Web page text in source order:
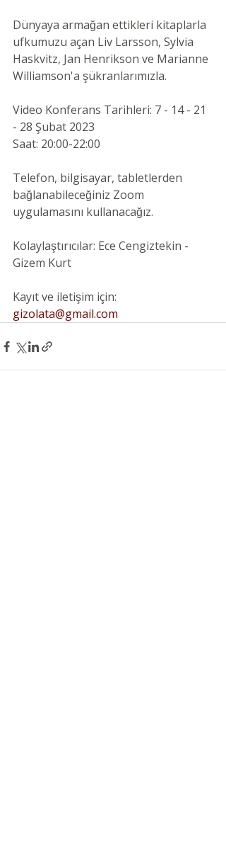
Dünyaya armağan ettikleri kitaplarla
ufkumuzu açan Liv Larsson, Sylvia
Haskvitz, Jan Henrikson ve Marianne
Williamson'a şükranlarımızla.
Video Konferans Tarihleri: 7 - 14 - 21
- 28 Şubat 2023
Saat: 20:00-22:00
Telefon, bilgisayar, tabletlerden
bağlanabileceğiniz Zoom
uygulamasını kullanacağız.
Kolaylaştırıcılar: Ece Cengiztekin -
Gizem Kurt
Kayıt ve iletişim için:
gizolata@gmail.com